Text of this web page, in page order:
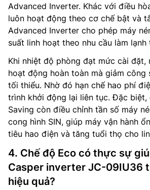
Advanced Inverter. Khác với điều
luôn hoạt động theo cơ chế bật và
Advanced Inverter cho phép máy
suất linh hoạt theo nhu cầu làm lạnh
Khi nhiệt độ phòng đạt mức cài đặt,
hoạt động hoàn toàn mà giảm công
tối thiểu. Nhờ đó hạn chế hao phí
trình khởi động lại liên tục. Đặc biệt,
Saving còn điều chỉnh tần số máy
cong hình SIN, giúp máy vận hành
tiêu hao điện và tăng tuổi thọ cho
4. Chế độ Eco có thực sự
Casper inverter JC-09IU36
hiệu quả?